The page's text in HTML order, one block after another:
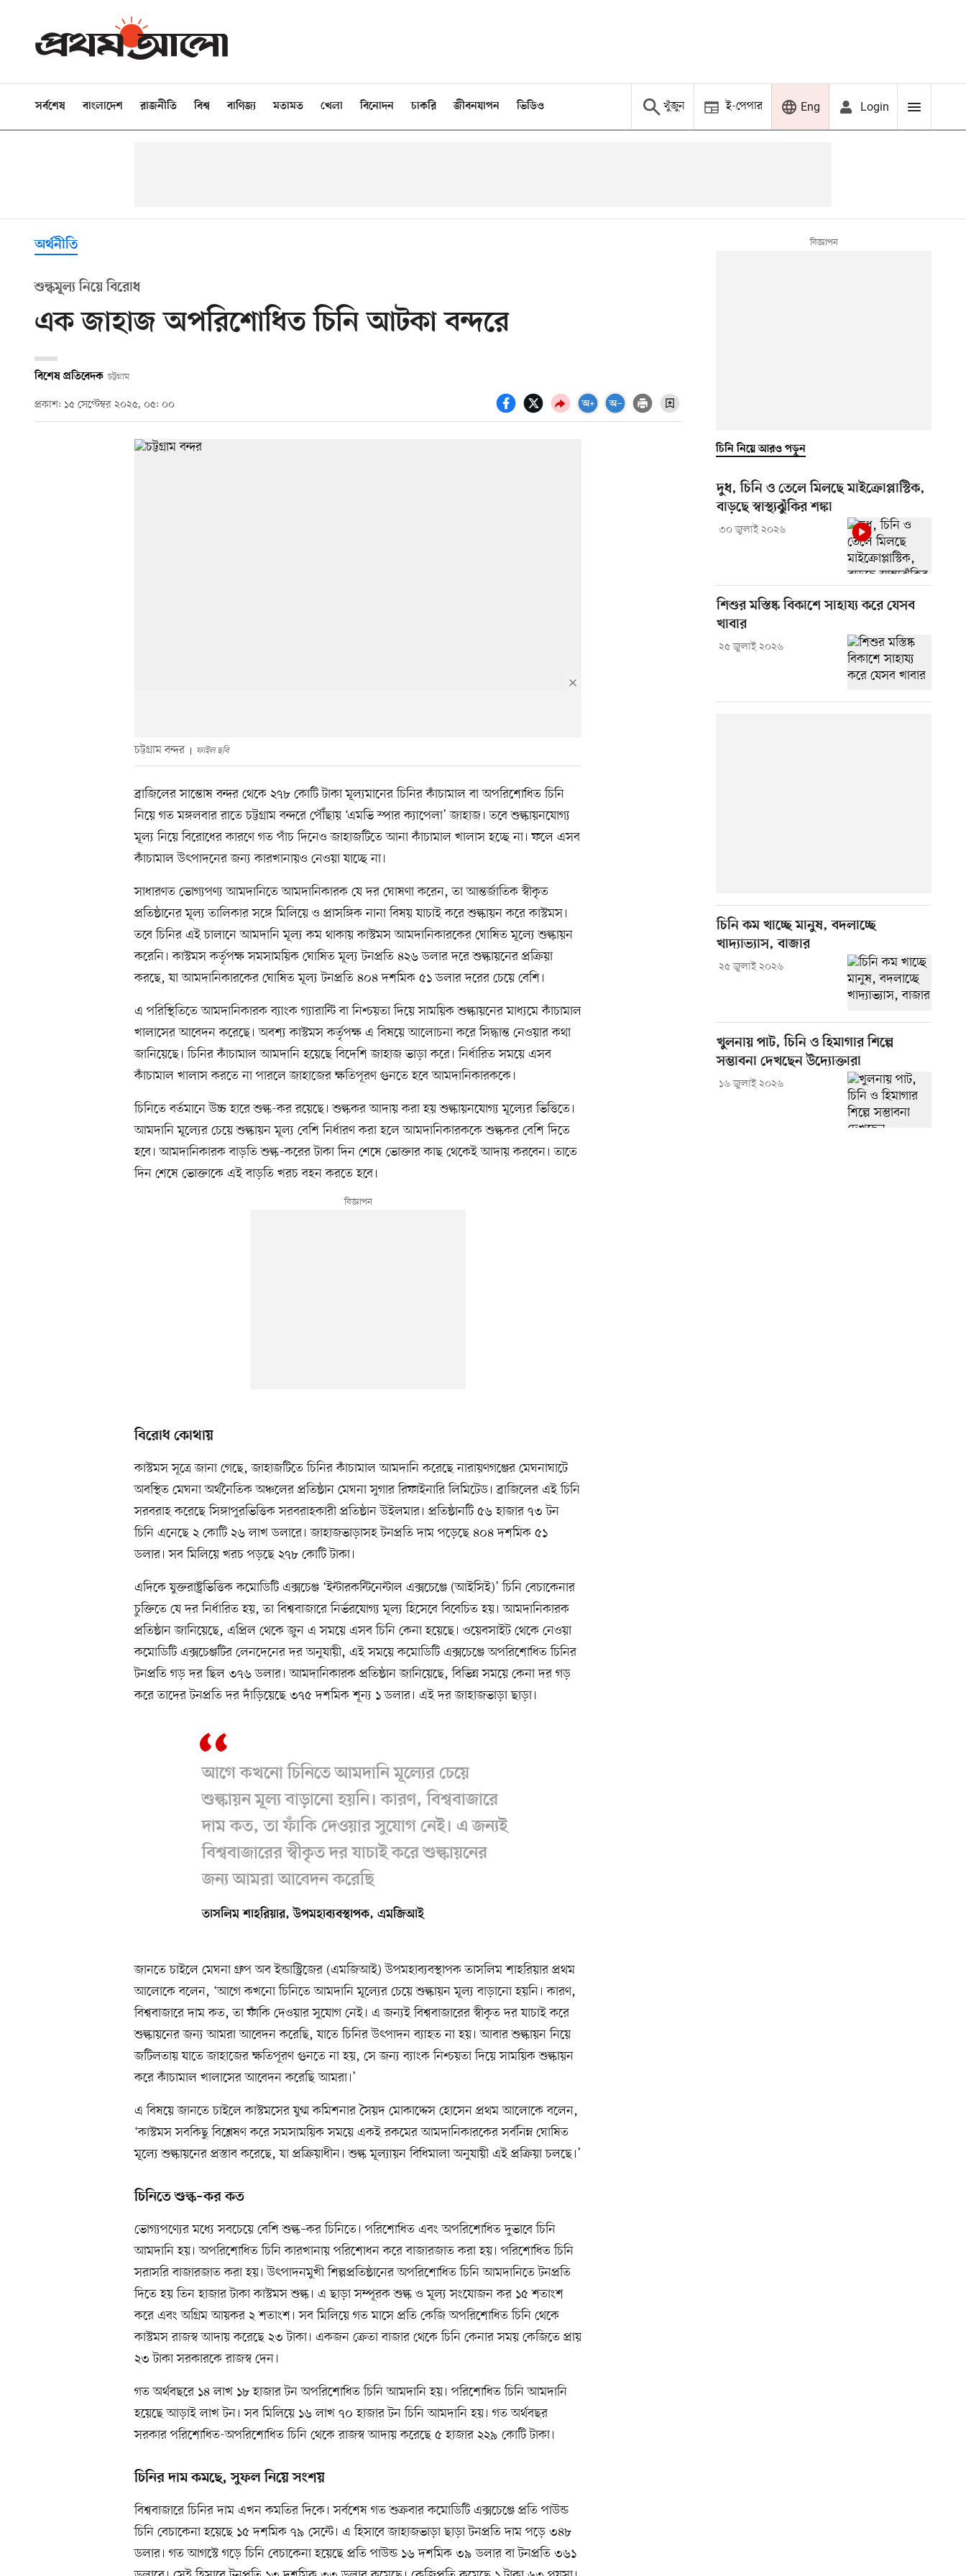
সর্বশেষ বাংলাদেশ রাজনীতি বিশ্ব বাণিজ্য মতামত খেলা বিনোদন চাকরি জীবনযাপন ভিডিও খুঁজুন ই-পেপার Eng Login
অর্থনীতি
শুল্কমূল্য নিয়ে বিরোধ
এক জাহাজ অপরিশোধিত চিনি আটকা বন্দরে
বিশেষ প্রতিবেদক চট্টগ্রাম
প্রকাশ: ১৫ সেপ্টেম্বর ২০২৫, ০৫: ০০
চট্টগ্রাম বন্দর ফাইল ছবি
ব্রাজিলের সান্তোষ বন্দর থেকে ২৭৮ কোটি টাকা মূল্যমানের চিনির কাঁচামাল বা অপরিশোধিত চিনি
নিয়ে গত মঙ্গলবার রাতে চট্টগ্রাম বন্দরে পৌঁছায় ‘এমভি স্পার ক্যাপেলা’ জাহাজ। তবে শুল্কায়নযোগ্য
মূল্য নিয়ে বিরোধের কারণে গত পাঁচ দিনেও জাহাজটিতে আনা কাঁচামাল খালাস হচ্ছে না। ফলে এসব
কাঁচামাল উৎপাদনের জন্য কারখানায়ও নেওয়া যাচ্ছে না।
সাধারণত ভোগ্যপণ্য আমদানিতে আমদানিকারক যে দর ঘোষণা করেন, তা আন্তর্জাতিক স্বীকৃত
প্রতিষ্ঠানের মূল্য তালিকার সঙ্গে মিলিয়ে ও প্রাসঙ্গিক নানা বিষয় যাচাই করে শুল্কায়ন করে কাস্টমস।
তবে চিনির এই চালানে আমদানি মূল্য কম থাকায় কাস্টমস আমদানিকারকের ঘোষিত মূল্যে শুল্কায়ন
করেনি। কাস্টমস কর্তৃপক্ষ সমসাময়িক ঘোষিত মূল্য টনপ্রতি ৪২৬ ডলার দরে শুল্কায়নের প্রক্রিয়া
করছে, যা আমদানিকারকের ঘোষিত মূল্য টনপ্রতি ৪০৪ দশমিক ৫১ ডলার দরের চেয়ে বেশি।
এ পরিস্থিতিতে আমদানিকারক ব্যাংক গ্যারান্টি বা নিশ্চয়তা দিয়ে সাময়িক শুল্কায়নের মাধ্যমে কাঁচামাল
খালাসের আবেদন করেছে। অবশ্য কাস্টমস কর্তৃপক্ষ এ বিষয়ে আলোচনা করে সিদ্ধান্ত নেওয়ার কথা
জানিয়েছে। চিনির কাঁচামাল আমদানি হয়েছে বিদেশি জাহাজ ভাড়া করে। নির্ধারিত সময়ে এসব
কাঁচামাল খালাস করতে না পারলে জাহাজের ক্ষতিপূরণ গুনতে হবে আমদানিকারককে।
চিনিতে বর্তমানে উচ্চ হারে শুল্ক-কর রয়েছে। শুল্ককর আদায় করা হয় শুল্কায়নযোগ্য মূল্যের ভিত্তিতে।
আমদানি মূল্যের চেয়ে শুল্কায়ন মূল্য বেশি নির্ধারণ করা হলে আমদানিকারককে শুল্ককর বেশি দিতে
হবে। আমদানিকারক বাড়তি শুল্ক–করের টাকা দিন শেষে ভোক্তার কাছ থেকেই আদায় করবেন। তাতে
দিন শেষে ভোক্তাকে এই বাড়তি খরচ বহন করতে হবে।
বিরোধ কোথায়
কাস্টমস সূত্রে জানা গেছে, জাহাজটিতে চিনির কাঁচামাল আমদানি করেছে নারায়ণগঞ্জের মেঘনাঘাটে
অবস্থিত মেঘনা অর্থনৈতিক অঞ্চলের প্রতিষ্ঠান মেঘনা সুগার রিফাইনারি লিমিটেড। ব্রাজিলের এই চিনি
সরবরাহ করেছে সিঙ্গাপুরভিত্তিক সরবরাহকারী প্রতিষ্ঠান উইলমার। প্রতিষ্ঠানটি ৫৬ হাজার ৭৩ টন
চিনি এনেছে ২ কোটি ২৬ লাখ ডলারে। জাহাজভাড়াসহ টনপ্রতি দাম পড়েছে ৪০৪ দশমিক ৫১
ডলার। সব মিলিয়ে খরচ পড়ছে ২৭৮ কোটি টাকা।
এদিকে যুক্তরাষ্ট্রভিত্তিক কমোডিটি এক্সচেঞ্জ ‘ইন্টারকন্টিনেন্টাল এক্সচেঞ্জে (আইসিই)’ চিনি বেচাকেনার
চুক্তিতে যে দর নির্ধারিত হয়, তা বিশ্ববাজারে নির্ভরযোগ্য মূল্য হিসেবে বিবেচিত হয়। আমদানিকারক
প্রতিষ্ঠান জানিয়েছে, এপ্রিল থেকে জুন এ সময়ে এসব চিনি কেনা হয়েছে। ওয়েবসাইট থেকে নেওয়া
কমোডিটি এক্সচেঞ্জটির লেনদেনের দর অনুযায়ী, এই সময়ে কমোডিটি এক্সচেঞ্জে অপরিশোধিত চিনির
টনপ্রতি গড় দর ছিল ৩৭৬ ডলার। আমদানিকারক প্রতিষ্ঠান জানিয়েছে, বিভিন্ন সময়ে কেনা দর গড়
করে তাদের টনপ্রতি দর দাঁড়িয়েছে ৩৭৫ দশমিক শূন্য ১ ডলার। এই দর জাহাজভাড়া ছাড়া।
আগে কখনো চিনিতে আমদানি মূল্যের চেয়ে
শুল্কায়ন মূল্য বাড়ানো হয়নি। কারণ, বিশ্ববাজারে
দাম কত, তা ফাঁকি দেওয়ার সুযোগ নেই। এ জন্যই
বিশ্ববাজারের স্বীকৃত দর যাচাই করে শুল্কায়নের
জন্য আমরা আবেদন করেছি
তাসলিম শাহরিয়ার, উপমহাব্যবস্থাপক, এমজিআই
জানতে চাইলে মেঘনা গ্রুপ অব ইন্ডাস্ট্রিজের (এমজিআই) উপমহাব্যবস্থাপক তাসলিম শাহরিয়ার প্রথম
আলোকে বলেন, ‘আগে কখনো চিনিতে আমদানি মূল্যের চেয়ে শুল্কায়ন মূল্য বাড়ানো হয়নি। কারণ,
বিশ্ববাজারে দাম কত, তা ফাঁকি দেওয়ার সুযোগ নেই। এ জন্যই বিশ্ববাজারের স্বীকৃত দর যাচাই করে
শুল্কায়নের জন্য আমরা আবেদন করেছি, যাতে চিনির উৎপাদন ব্যাহত না হয়। আবার শুল্কায়ন নিয়ে
জটিলতায় যাতে জাহাজের ক্ষতিপূরণ গুনতে না হয়, সে জন্য ব্যাংক নিশ্চয়তা দিয়ে সাময়িক শুল্কায়ন
করে কাঁচামাল খালাসের আবেদন করেছি আমরা।’
এ বিষয়ে জানতে চাইলে কাস্টমসের যুগ্ম কমিশনার সৈয়দ মোকাদ্দেস হোসেন প্রথম আলোকে বলেন,
‘কাস্টমস সবকিছু বিশ্লেষণ করে সমসাময়িক সময়ে একই রকমের আমদানিকারকের সর্বনিম্ন ঘোষিত
মূল্যে শুল্কায়নের প্রস্তাব করেছে, যা প্রক্রিয়াধীন। শুল্ক মূল্যায়ন বিধিমালা অনুযায়ী এই প্রক্রিয়া চলছে।’
চিনিতে শুল্ক–কর কত
ভোগ্যপণ্যের মধ্যে সবচেয়ে বেশি শুল্ক–কর চিনিতে। পরিশোধিত এবং অপরিশোধিত দুভাবে চিনি
আমদানি হয়। অপরিশোধিত চিনি কারখানায় পরিশোধন করে বাজারজাত করা হয়। পরিশোধিত চিনি
সরাসরি বাজারজাত করা হয়। উৎপাদনমুখী শিল্পপ্রতিষ্ঠানের অপরিশোধিত চিনি আমদানিতে টনপ্রতি
দিতে হয় তিন হাজার টাকা কাস্টমস শুল্ক। এ ছাড়া সম্পূরক শুল্ক ও মূল্য সংযোজন কর ১৫ শতাংশ
করে এবং অগ্রিম আয়কর ২ শতাংশ। সব মিলিয়ে গত মাসে প্রতি কেজি অপরিশোধিত চিনি থেকে
কাস্টমস রাজস্ব আদায় করেছে ২৩ টাকা। একজন ক্রেতা বাজার থেকে চিনি কেনার সময় কেজিতে প্রায়
২৩ টাকা সরকারকে রাজস্ব দেন।
গত অর্থবছরে ১৪ লাখ ১৮ হাজার টন অপরিশোধিত চিনি আমদানি হয়। পরিশোধিত চিনি আমদানি
হয়েছে আড়াই লাখ টন। সব মিলিয়ে ১৬ লাখ ৭০ হাজার টন চিনি আমদানি হয়। গত অর্থবছর
সরকার পরিশোধিত-অপরিশোধিত চিনি থেকে রাজস্ব আদায় করেছে ৫ হাজার ২২৯ কোটি টাকা।
চিনির দাম কমছে, সুফল নিয়ে সংশয়
বিশ্ববাজারে চিনির দাম এখন কমতির দিকে। সর্বশেষ গত শুক্রবার কমোডিটি এক্সচেঞ্জে প্রতি পাউন্ড
চিনি বেচাকেনা হয়েছে ১৫ দশমিক ৭৯ সেন্টে। এ হিসাবে জাহাজভাড়া ছাড়া টনপ্রতি দাম পড়ে ৩৪৮
ডলার। গত আগস্টে গড়ে চিনি বেচাকেনা হয়েছে প্রতি পাউন্ড ১৬ দশমিক ৩৯ ডলার বা টনপ্রতি ৩৬১
চিনি নিয়ে আরও পড়ুন
দুধ, চিনি ও তেলে মিলছে মাইক্রোপ্লাস্টিক,
বাড়ছে স্বাস্থ্যঝুঁকির শঙ্কা
৩০ জুলাই ২০২৬
শিশুর মস্তিষ্ক বিকাশে সাহায্য করে যেসব
খাবার
২৫ জুলাই ২০২৬
চিনি কম খাচ্ছে মানুষ, বদলাচ্ছে
খাদ্যাভ্যাস, বাজার
২৫ জুলাই ২০২৬
খুলনায় পাট, চিনি ও হিমাগার শিল্পে
সম্ভাবনা দেখছেন উদ্যোক্তারা
১৬ জুলাই ২০২৬